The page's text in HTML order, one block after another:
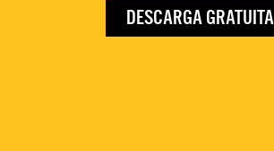
DESCARGA GRATUITA